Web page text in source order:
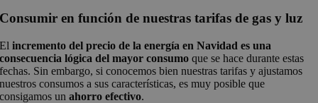
Consumir en función de nuestras tarifas de gas y luz
Elincremento del precio de la energía en Navidad es una
consecuencia lógica del mayor consumo que se hace durante estas
fechas. Sin embargo, si conocemos bien nuestras tarifas y ajustamos
nuestros consumos a sus características, es muy posible que
consigamos unahorro efectivo.